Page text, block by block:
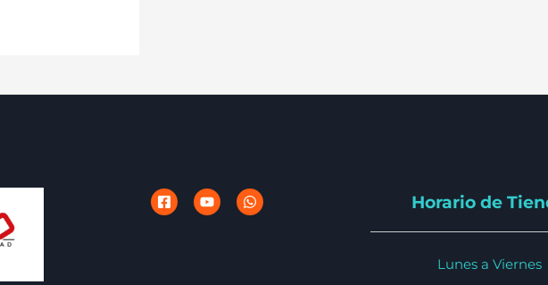
Horario de
Lunes a Viernes